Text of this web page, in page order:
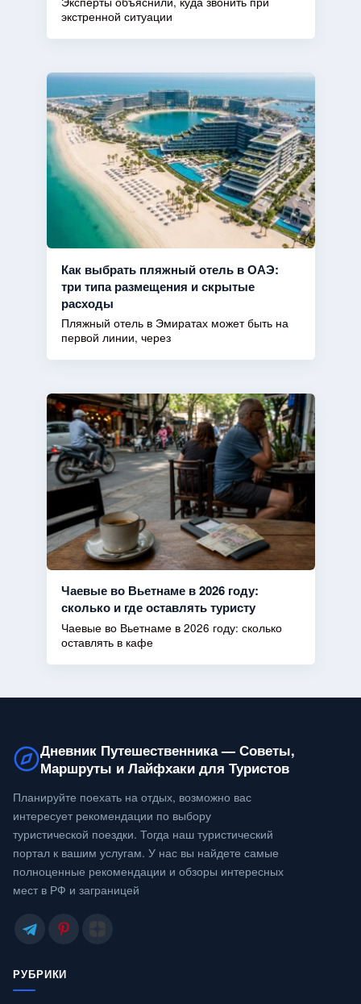
экстренной ситуации
Как выбрать пляжный отель в ОАЭ:
три типа размещения и скрытые
расходы
Пляжный отель в Эмиратах может быть на
первой линии, через
Чаевые во Вьетнаме в 2026 году:
сколько и где оставлять туристу
Чаевые во Вьетнаме в 2026 году: сколько
оставлять в кафе
Дневник Путешественника — Советы,
Маршруты и Лайфхаки для Туристов
Планируйте поехать на отдых, возможно вас
интересует рекомендации по выбору
туристической поездки. Тогда наш туристический
портал к вашим услугам. У нас вы найдете самые
полноценные рекомендации и обзоры интересных
мест в РФ и заграницей
РУБРИКИ